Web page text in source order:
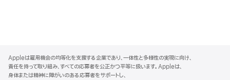
p
p
l
Appleは雇用機会の均等化を支援する企業であり、一体性と多様性の実現に向け、
責任を持って取り組み、すべての応募者を公正かつ平等に扱います。Appleは、
身体または精神に障がいのある応募者をサポートし、